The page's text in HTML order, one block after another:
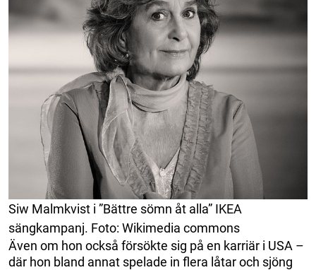
Siw Malmkvist i ”Bättre sömn åt alla” IKEA
sängkampanj. Foto: Wikimedia commons
Även om hon också försökte sig på en karriär i USA –
där hon bland annat spelade in flera låtar och sjöng